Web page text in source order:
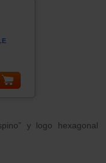
y logo hexagonal